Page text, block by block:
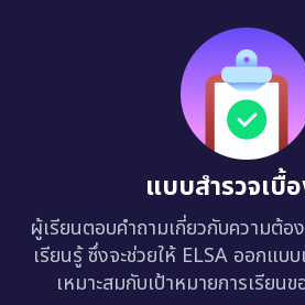
แบบสำรวจเบื้
ผู้เรียนตอบคำถามเกี่ยวกับความต้อ
เรียนรู้ ซึ่งจะช่วยให้ ELSA ออกแบ
เหมาะสมกับเป้าหมายการเรียน